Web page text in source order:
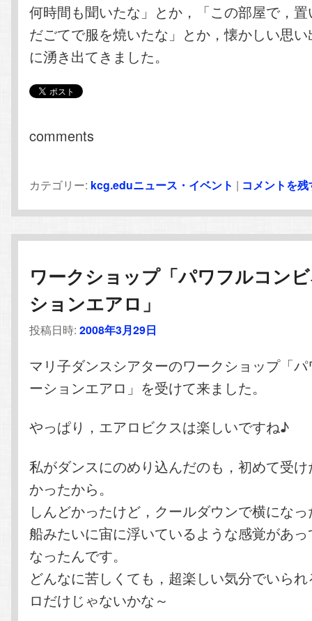
何時間も聞いたな」とか，「この部屋で，
だごてで服を焼いたな」とか，懐かしい思
に湧き出てきました。
comments
カテゴリー: kcg.eduニュース・イベント | コメントを残
ワークショップ「パワフルコン
ションエアロ」
投稿日時:2008年3月29日
マリ子ダンスシアターのワークショップ「
ーションエアロ」を受けて来ました。
やっぱり，エアロビクスは楽しいですね♪
私がダンスにのめり込んだのも，初めて受
かったから。
しんどかったけど，クールダウンで横にな
船みたいに宙に浮いているような感覚があ
なったんです。
どんなに苦しくても，超楽しい気分でいら
ロだけじゃないかな～